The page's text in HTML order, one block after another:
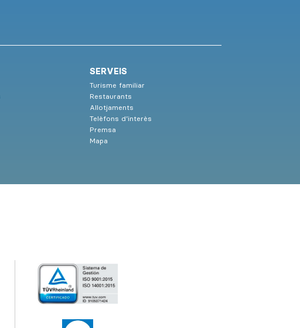
SERVEIS
Turisme familiar
Restaurants
Allotjaments
Telèfons d’interès
Premsa
Mapa